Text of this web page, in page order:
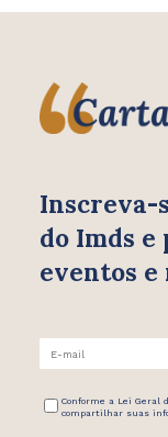
Inscreva-
do Imds e
eventos e
Conforme a Lei Geral
compartilhar suas